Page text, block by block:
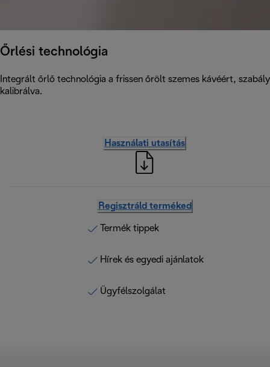
Őrlési technológia
Integrált őrlő technológia a frissen őrölt szemes kávéért,
kalibrálva.
Használati utasítás
Regisztráld terméked
Termék tippek
Hírek és egyedi ajánlatok
Ügyfélszolgálat